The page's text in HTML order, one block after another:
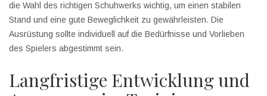
die Wahl des richtigen Schuhwerks wichtig, um einen stabilen
Stand und eine gute Beweglichkeit zu gewährleisten. Die
Ausrüstung sollte individuell auf die Bedürfnisse und Vorlieben
des Spielers abgestimmt sein.
Langfristige Entwicklung und